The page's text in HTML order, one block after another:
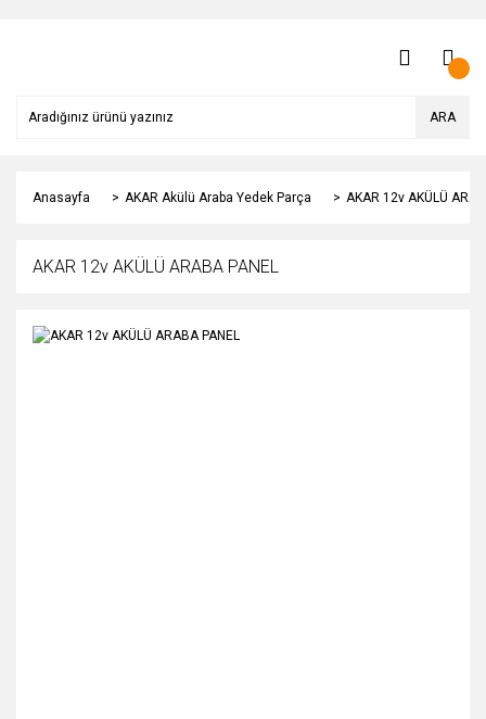
ARA
Anasayfa AKAR Akülü Araba Yedek Parça AKAR 12v AKÜLÜ
AKAR 12v AKÜLÜ ARABA PANEL